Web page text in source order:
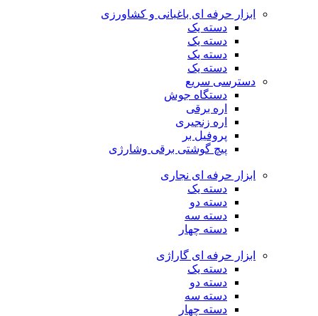
ابزار حرفه ای باغبانی و کشاورزی
دسته یک
دسته یک
دسته یک
دسته یک
دسترسی سریع
دستگاه جوش
اره برقی
اره زنجیری
پروفیل بر
پیچ گوشتی برقی وشارژی
ابزار حرفه ای نجاری
دسته یک
دسته دو
دسته سه
دسته چهار
ابزار حرفه ای گاراژی
دسته یک
دسته دو
دسته سه
دسته چهار